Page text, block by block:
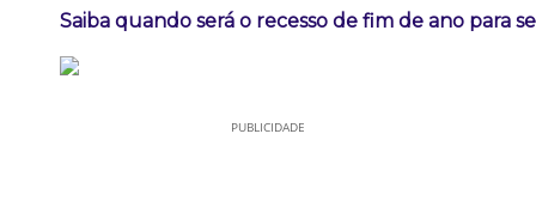
Saiba quando será o recesso de fim de ano para
PUBLICIDADE